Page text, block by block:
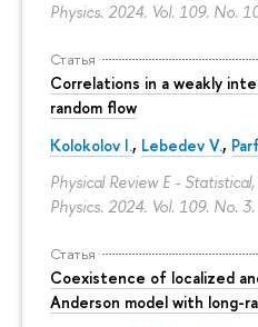
Physics. 2024. Vol. 109. No.
Статья
Correlations in a weakly
random flow
Kolokolov I., Lebedev V.,
Physical Review E -
Physics. 2024. Vol. 109. No. 3.
Статья
Coexistence of localized
Anderson model with long-